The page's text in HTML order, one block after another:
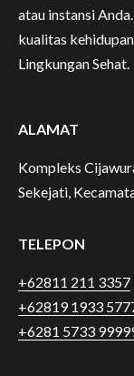
atau instansi
kualitas
Lingkungan Sehat.
ALAMAT
Kompleks
Sekejati,
TELEPON
+62811 211 3357
+62819 1933
+6281 5733